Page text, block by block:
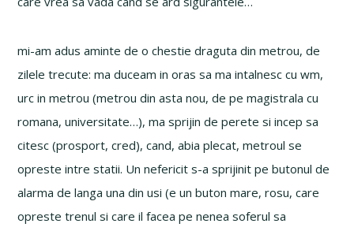
mi-am adus aminte de o chestie draguta din metrou, de
zilele trecute: ma duceam in oras sa ma intalnesc cu wm,
urc in metrou (metrou din asta nou, de pe magistrala cu
romana, universitate…), ma sprijin de perete si incep sa
citesc (prosport, cred), cand, abia plecat, metroul se
opreste intre statii. Un nefericit s-a sprijinit pe butonul de
alarma de langa una din usi (e un buton mare, rosu, care
opreste trenul si care il facea pe nenea soferul sa